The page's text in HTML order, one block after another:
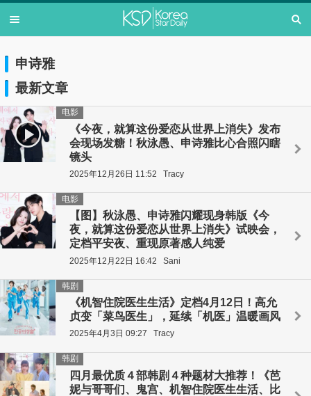
申诗雅
最新文章
《今夜，就算这份爱恋从世界上消失》发布
会现场发糖！秋泳愚、申诗雅比心合照闪瞎
镜头
电影
2025年12月26日 11:52 Tracy
【图】秋泳愚、申诗雅闪耀现身韩版《今
夜，就算这份爱恋从世界上消失》试映会，
定档平安夜、重现原著感人纯爱
电影
2025年12月22日 16:42 Sani
《机智住院医生生活》定档4月12日！高允
贞变「菜鸟医生」，延续「机医」温暖画风
韩剧
2025年4月3日 09:27 Tracy
四月最优质４部韩剧４种题材大推荐！《芭
妮与哥哥们、鬼宫、机智住院医生生活、比
韩剧